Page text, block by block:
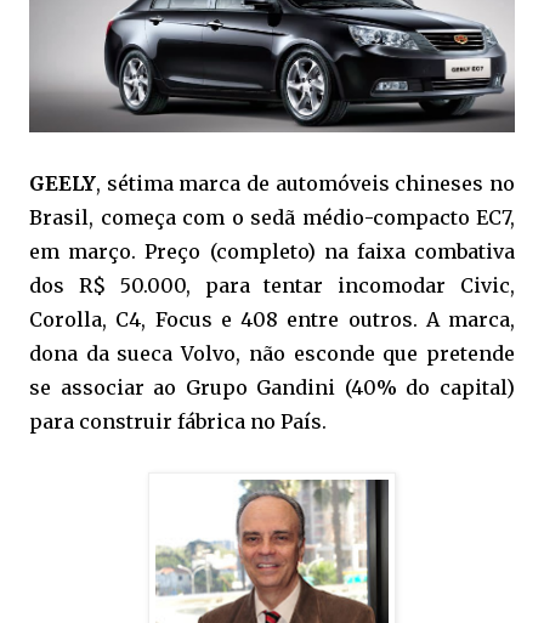
GEELY, sétima marca de automóveis chineses no
Brasil, começa com o sedã médio-compacto EC7,
em março. Preço (completo) na faixa combativa
dos R$ 50.000, para tentar incomodar Civic,
Corolla, C4, Focus e 408 entre outros. A marca,
dona da sueca Volvo, não esconde que pretende
se associar ao Grupo Gandini (40% do capital)
para construir fábrica no País.